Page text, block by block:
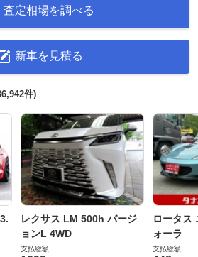
査定相場を調べる
新車を見積る
件)
レクサス LM 500h バージ
ョンL 4WD
支払総額
ロータス
ォーラ
支払総額